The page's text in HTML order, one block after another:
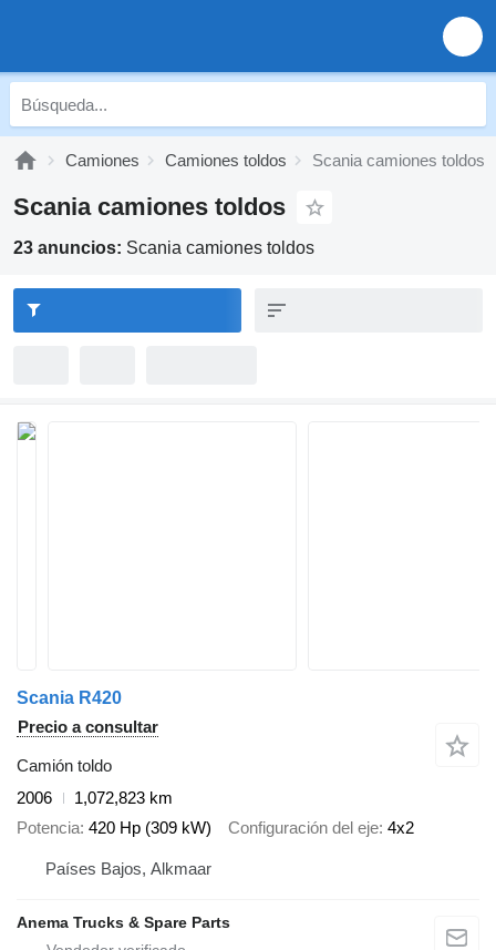
Camiones Camiones toldos Scania camiones toldos
Scania camiones toldos
23 anuncios: Scania camiones toldos
Scania R420
Precio a consultar
Camión toldo
2006
1,072,823 km
Potencia 420 Hp (309 kW) Configuración del eje 4x2
Países Bajos, Alkmaar
Anema Trucks & Spare Parts